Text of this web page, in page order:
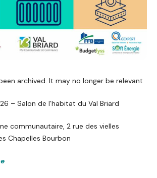
archived. It may no longer be relevant
– Salon de l’habitat du Val Briard
communautaire, 2 rue des vielles
Chapelles Bourbon